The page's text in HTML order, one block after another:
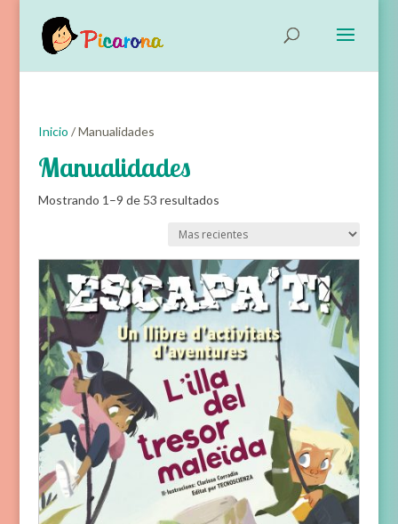
Inicio / Manualidades
Manualidades
Mostrando 1–9 de 53 resultadosOrdenado
los
últimos